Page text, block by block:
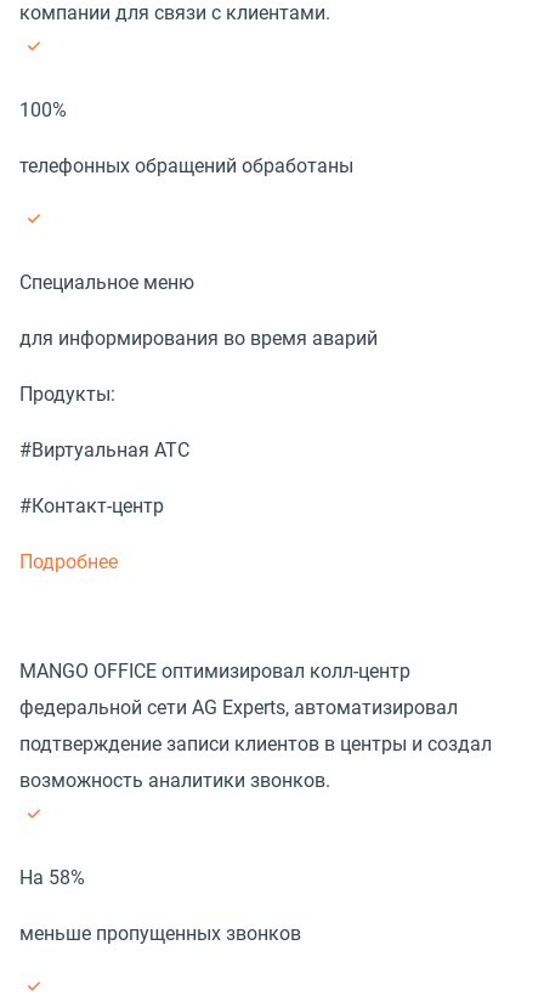
компании для связи с клиентами.
100%
телефонных обращений обработаны
Специальное меню
для информирования во время аварий
Продукты:
#Виртуальная АТС
#Контакт-центр
Подробнее
MANGO OFFICE оптимизировал колл-центр
федеральной сети AG Experts, автоматизировал
подтверждение записи клиентов в центры и создал
возможность аналитики звонков.
На 58%
меньше пропущенных звонков